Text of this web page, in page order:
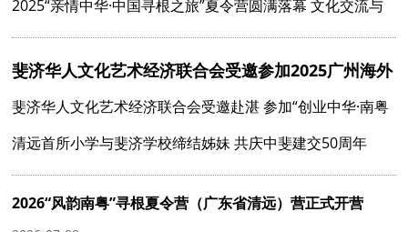
动
2025“亲情中华·中国寻根之旅”夏令营圆满落幕 文化交流与
亲情传承同行
斐济华人文化艺术经济联合会受邀参加2025广州海外
侨领研习班
斐济华人文化艺术经济联合会受邀赴湛 参加“创业中华·南粤
侨青·湛放未来”研修班
清远首所小学与斐济学校缔结姊妹 共庆中斐建交50周年
2026“风韵南粤”寻根夏令营（广东省清远）营正式开营